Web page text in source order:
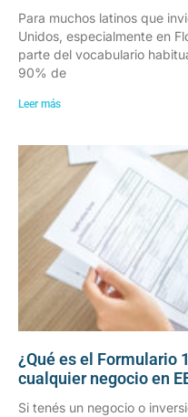
Para muchos latinos que
Unidos, especialmente en
parte del vocabulario
90% de
Leer más
¿Qué es el Formulario
cualquier negocio en
Si tenés un negocio o